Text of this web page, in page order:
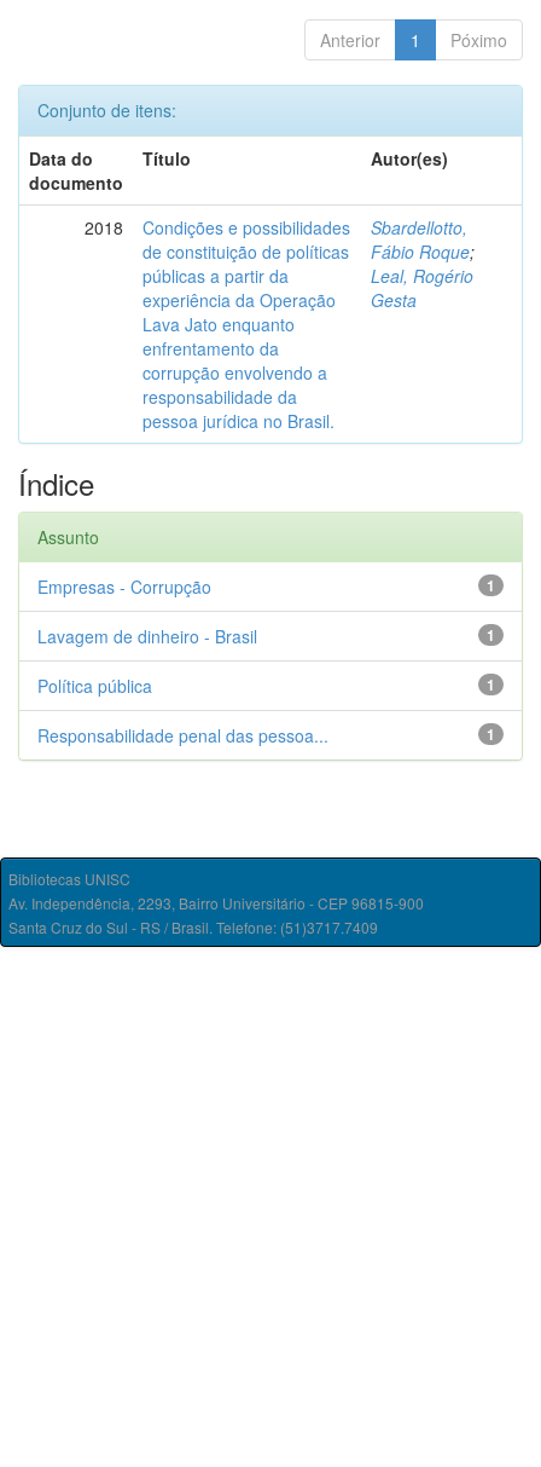
Anterior 1 Póximo
Conjunto de itens:
Data do
documento
Título Autor(es)
2018
Condições e possibilidades
de constituição de políticas
públicas a partir da
experiência da Operação
Lava Jato enquanto
enfrentamento da
corrupção envolvendo a
responsabilidade da
pessoa jurídica no Brasil.
Sbardellotto,
Fábio Roque;
Leal, Rogério
Gesta
Índice
Assunto
1
Empresas - Corrupção
1
Lavagem de dinheiro - Brasil
1
Política pública
1
Responsabilidade penal das pessoa...
Bibliotecas UNISC
Av. Independência, 2293, Bairro Universitário - CEP 96815-900
Santa Cruz do Sul - RS / Brasil. Telefone: (51)3717.7409